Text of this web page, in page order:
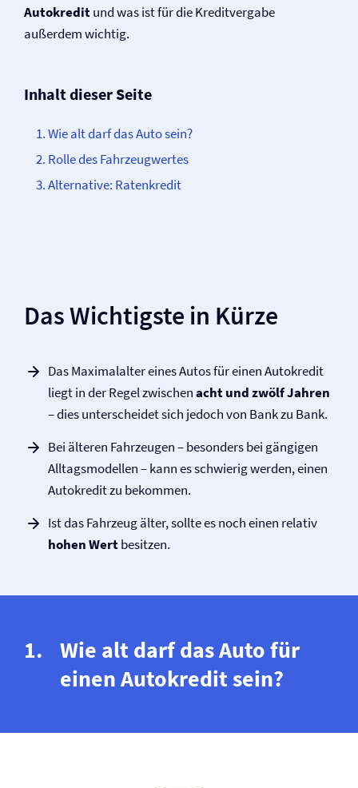
Autokreditund was ist für die Kreditvergabe
außerdem wichtig.
Inhalt dieser Seite
Wie alt darf das Auto sein?
Rolle des Fahrzeugwertes
Alternative: Ratenkredit
Das Wichtigste in Kürze
Das Maximalalter eines Autos für einen Autokredit
liegt in der Regel zwischenacht und zwölf Jahren
– dies unterscheidet sich jedoch von Bank zu Bank.
Bei älteren Fahrzeugen – besonders bei gängigen
Alltagsmodellen – kann es schwierig werden, einen
Autokredit zu bekommen.
Ist das Fahrzeug älter, sollte es noch einen relativ
hohen Wertbesitzen.
Wie alt darf das Auto für
einen Autokredit sein?